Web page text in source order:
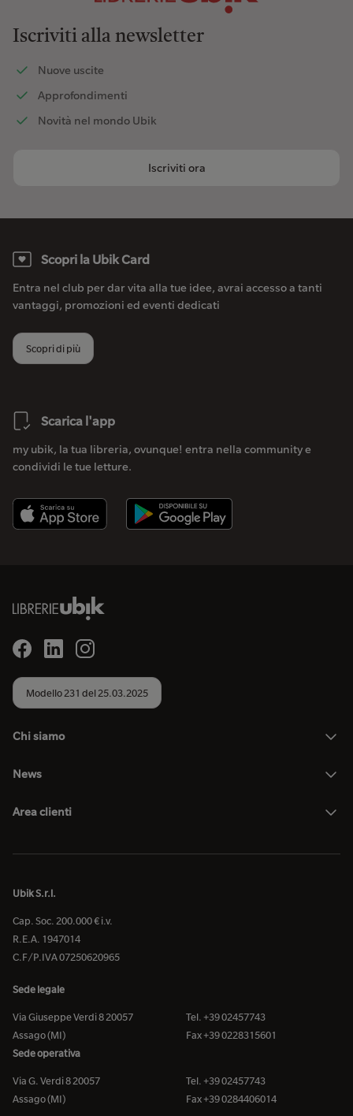
Iscriviti alla newsletter
Nuove uscite
Approfondimenti
Novità nel mondo Ubik
Iscriviti ora
Scopri la Ubik Card
Entra nel club per dar vita alla tue idee, avrai accesso a tanti
vantaggi, promozioni ed eventi dedicati
Scopri di più
Scarica l'app
my ubik, la tua libreria, ovunque! entra nella community e
condividi le tue letture.
Modello 231 del 25.03.2025
Chi siamo
News
Area clienti
Ubik S.r.l.
Cap. Soc. 200.000 € i.v.
R.E.A. 1947014
C.F/P.IVA 07250620965
Sede legale
Via Giuseppe Verdi 8 20057
Assago (MI)
Tel. +39 02457743
Fax +39 0228315601
Sede operativa
Via G. Verdi 8 20057
Assago (MI)
Tel. +39 02457743
Fax +39 0284406014